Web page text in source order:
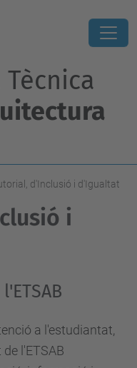
d'Inclusió i d'Igualtat
i
a l'estudiantat,
l'ETSAB